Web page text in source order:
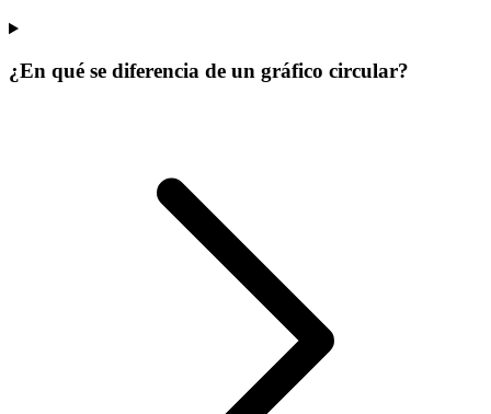
¿En qué se diferencia de un gráfico circular?